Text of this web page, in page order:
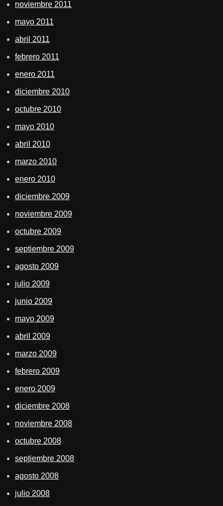
noviembre 2011
mayo 2011
abril 2011
febrero 2011
enero 2011
diciembre 2010
octubre 2010
mayo 2010
abril 2010
marzo 2010
enero 2010
diciembre 2009
noviembre 2009
octubre 2009
septiembre 2009
agosto 2009
julio 2009
junio 2009
mayo 2009
abril 2009
marzo 2009
febrero 2009
enero 2009
diciembre 2008
noviembre 2008
octubre 2008
septiembre 2008
agosto 2008
julio 2008